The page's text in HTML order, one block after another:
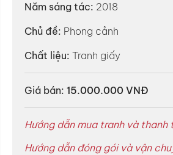
Năm sáng tác: 2018
Chủ đề: Phong cảnh
Chất liệu: Tranh giấy
Giá bán: 15.000.000 VNĐ
Hướng dẫn mua tranh và thanh
Hướng dẫn đóng gói và vận